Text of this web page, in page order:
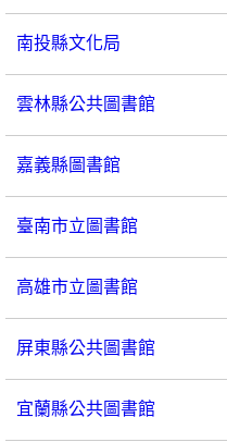
南投縣文化局
雲林縣公共圖書館
嘉義縣圖書館
臺南市立圖書館
高雄市立圖書館
屏東縣公共圖書館
宜蘭縣公共圖書館